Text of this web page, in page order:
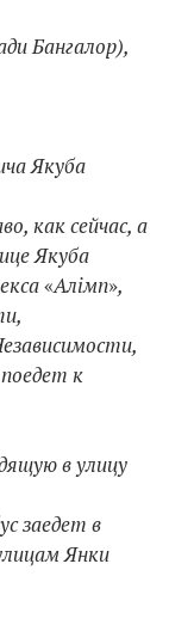
Бангалор),
Якуба
как сейчас, а
Якуба
«Алімп»,
к
в улицу
заедет в
Янки